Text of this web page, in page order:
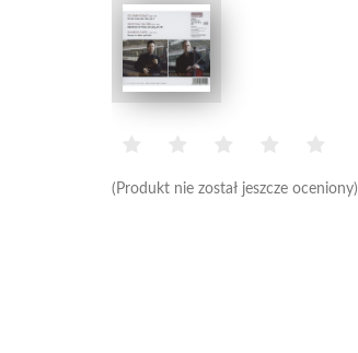
(Produkt nie został jeszcze oceniony)